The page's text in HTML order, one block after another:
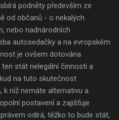
podněty především ze
od občanů - o nekalých
nebo nadnárodních
autosedačky a na evropském
je ovšem dotována
stát nelegální činnosti a
na tuto skutečnost
níž nemáte alternativu a
postavení a zajišťuje
odírá, těžko to bude stát,